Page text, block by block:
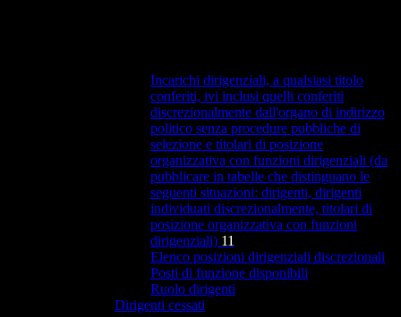
Incarichi dirigenziali, a qualsiasi titolo
conferiti, ivi inclusi quelli conferiti
discrezionalmente dall'organo di indirizzo
politico senza procedure pubbliche di
selezione e titolari di posizione
organizzativa con funzioni dirigenziali (da
pubblicare in tabelle che distinguano le
seguenti situazioni: dirigenti, dirigenti
individuati discrezionalmente, titolari di
posizione organizzativa con funzioni
dirigenziali) 11
Elenco posizioni dirigenziali discrezionali
Posti di funzione disponibili
Ruolo dirigenti
Dirigenti cessati